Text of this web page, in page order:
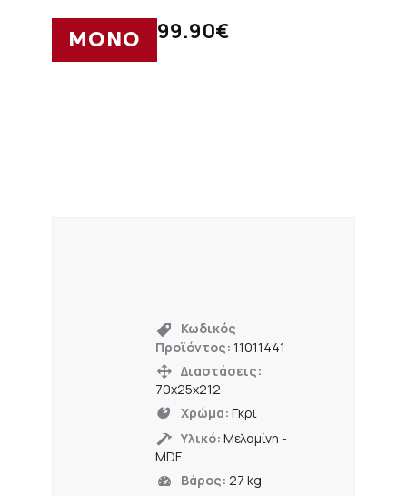
ΜΟΝΟ 99.90€
Κωδικός
Προϊόντος:11011441
Διαστάσεις:
70x25x212
Χρώμα:Γκρι
Υλικό:Μελαμίνη -
MDF
Βάρος:27 kg